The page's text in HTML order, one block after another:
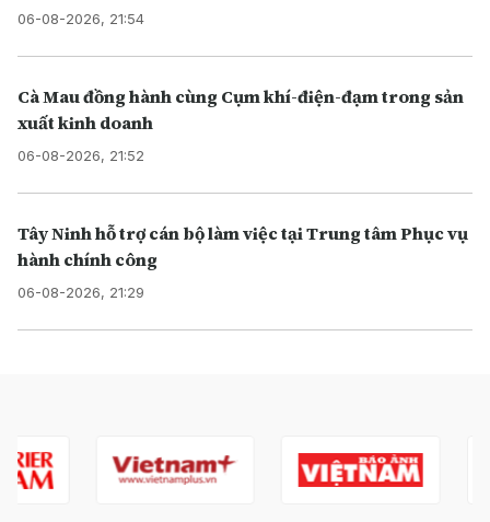
06-08-2026, 21:54
Cà Mau đồng hành cùng Cụm khí-điện-đạm trong sản
xuất kinh doanh
06-08-2026, 21:52
Tây Ninh hỗ trợ cán bộ làm việc tại Trung tâm Phục vụ
hành chính công
06-08-2026, 21:29